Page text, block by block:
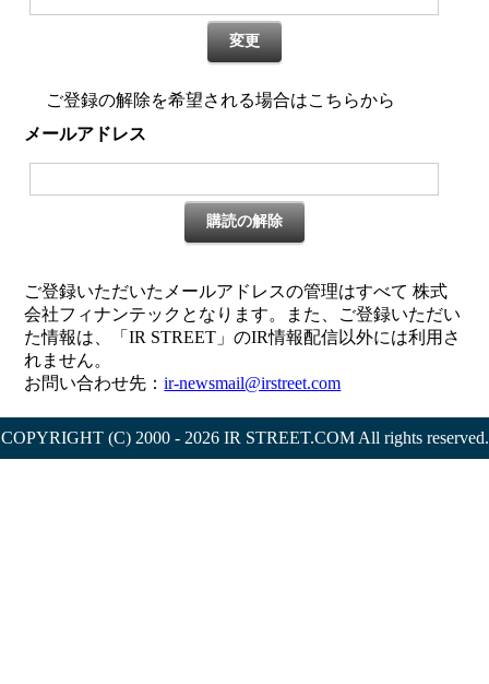
変更
ご登録の解除を希望される場合はこちらから
メールアドレス
購読の解除
ご登録いただいたメールアドレスの管理はすべて 株式
会社フィナンテックとなります。また、ご登録いただい
た情報は、「IR STREET」のIR情報配信以外には利用さ
れません。
お問い合わせ先：ir-newsmail@irstreet.com
COPYRIGHT (C) 2000 - 2026 IR STREET.COM All rights reserved.